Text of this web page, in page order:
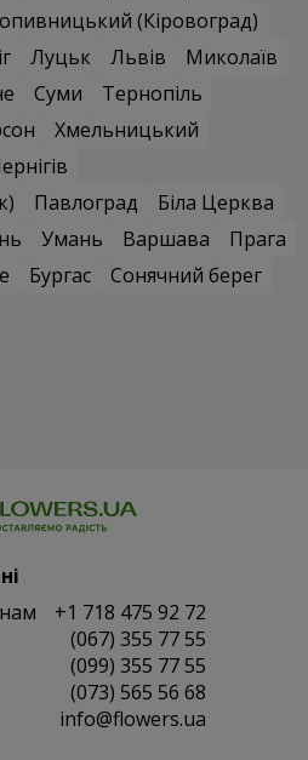
(Кіровоград)
Луцьк Львів
Миколаїв
Суми
Тернопіль
Хмельницький
Павлоград
Біла Церква
Умань Варшава
Прага
Бургас
Сонячний берег
+1 718 475 92 72
(067) 355 77 55
(099) 355 77 55
(073) 565 56 68
info@flowers.ua